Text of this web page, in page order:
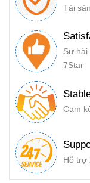
Tài
Sự hài
7Star
Cam
Hỗ trợ